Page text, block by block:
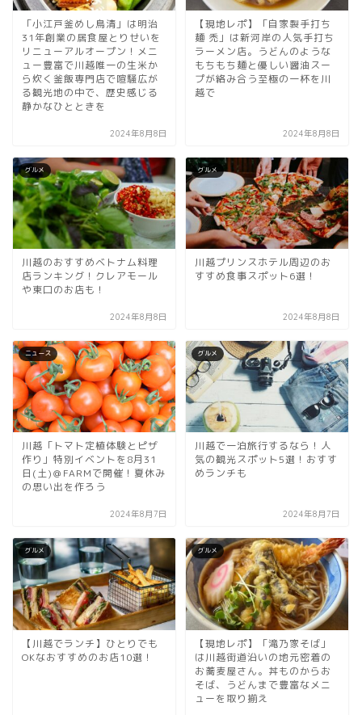
「小江戸釜めし鳥清」は明治
31年創業の居食屋とりせいを
リニューアルオープン！メニ
ュー豊富で川越唯一の生米か
ら炊く釜飯専門店で喧騒広が
る観光地の中で、歴史感じる
静かなひとときを
2024年8月8日
【現地レポ】「自家製手打ち
麺 禿」は新河岸の人気手打ち
ラーメン店。うどんのような
もちもち麺と優しい醤油スー
プが絡み合う至極の一杯を川
越で
2024年8月8日
グルメ
川越のおすすめベトナム料理
店ランキング！クレアモール
や東口のお店も！
2024年8月8日
グルメ
川越プリンスホテル周辺のお
すすめ食事スポット6選！
2024年8月8日
ニュース
川越「トマト定植体験とピザ
作り」特別イベントを8月31
日(土)＠FARMで開催！夏休み
の思い出を作ろう
2024年8月7日
グルメ
川越で一泊旅行するなら！人
気の観光スポット5選！おすす
めランチも
2024年8月7日
グルメ
【川越でランチ】ひとりでも
OKなおすすめのお店10選！
グルメ
【現地レポ】「滝乃家そば」
は川越街道沿いの地元密着の
お蕎麦屋さん。丼ものからお
そば、うどんまで豊富なメニ
ューを取り揃え